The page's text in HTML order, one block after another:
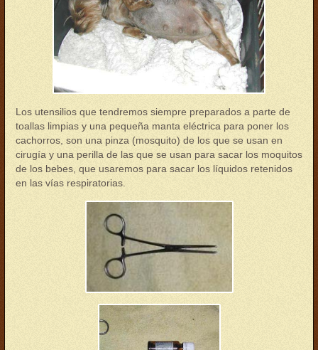
Los utensilios que tendremos siempre preparados a parte de
toallas limpias y una pequeña manta eléctrica para poner los
cachorros, son una pinza (mosquito) de los que se usan en
cirugía y una perilla de las que se usan para sacar los moquitos
de los bebes, que usaremos para sacar los líquidos retenidos
en las vías respiratorias.